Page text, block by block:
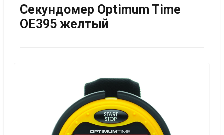
Секундомер Optimum Time
OE395 желтый